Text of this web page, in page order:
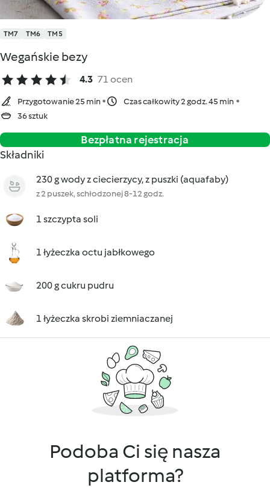
TM7 TM6 TM5
Wegańskie bezy
4.3 71 ocen
Przygotowanie 25 min
Czas całkowity 2 godz. 45 min
36 sztuk
Bezpłatna rejestracja
Składniki
230 g wody z ciecierzycy, z puszki (aquafaby)
z 2 puszek, schłodzonej 8-12 godz.
1 szczypta soli
1 łyżeczka octu jabłkowego
200 g cukru pudru
1 łyżeczka skrobi ziemniaczanej
Podoba Ci się nasza
platforma?